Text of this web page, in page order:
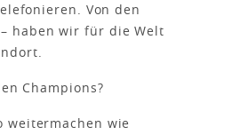
Von den
haben wir für die Welt
Champions?
weitermachen wie